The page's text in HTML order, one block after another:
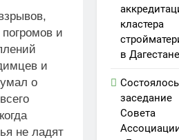
и
и
о
не ладят
кластера
в Дагестане
Состоялось
заседание
Совета